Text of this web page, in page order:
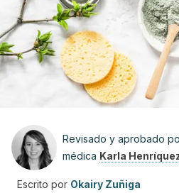
Revisado y aprobado
médica Karla
Escrito por Okairy Zuñiga